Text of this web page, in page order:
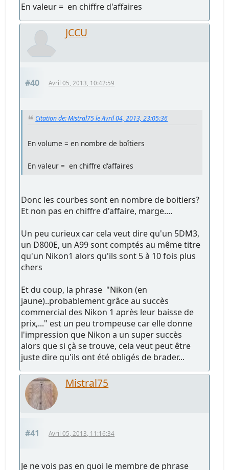
En valeur = en chiffre d'affaires
JCCU
#40 Avril 05, 2013, 10:42:59
Citation de: Mistral75 le Avril 04, 2013, 23:05:36
En volume = en nombre de boîtiers
En valeur = en chiffre d'affaires
Donc les courbes sont en nombre de boitiers?
Et non pas en chiffre d'affaire, marge....
Un peu curieux car cela veut dire qu'un 5DM3,
un D800E, un A99 sont comptés au même titre
qu'un Nikon1 alors qu'ils sont 5 à 10 fois plus
chers
Et du coup, la phrase "Nikon (en
jaune)..probablement grâce au succès
commercial des Nikon 1 après leur baisse de
prix,..." est un peu trompeuse car elle donne
l'impression que Nikon a un super succès
alors que si çà se trouve, cela veut peut être
juste dire qu'ils ont été obligés de brader...
Mistral75
#41 Avril 05, 2013, 11:16:34
Je ne vois pas en quoi le membre de phrase